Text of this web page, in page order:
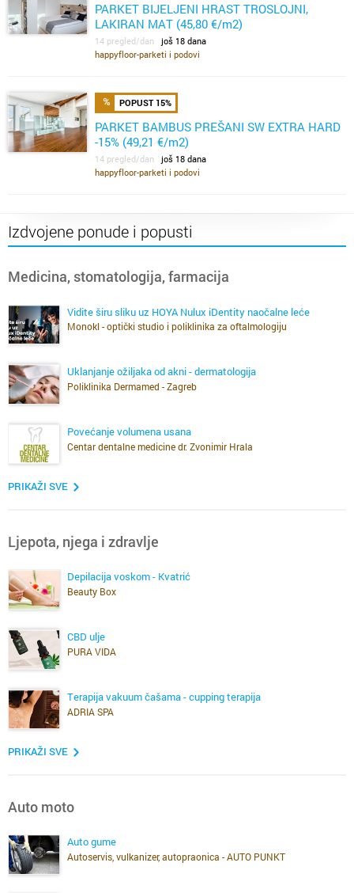
PARKET BIJELJENI HRAST TROSLOJNI,
LAKIRAN MAT (45,80 €/m2)
14 pregled/dan još 18 dana
happyfloor-parketi i podovi
POPUST 15%
PARKET BAMBUS PREŠANI SW EXTRA HARD
-15% (49,21 €/m2)
14 pregled/dan još 18 dana
happyfloor-parketi i podovi
Izdvojene ponude i popusti
Medicina, stomatologija, farmacija
Vidite širu sliku uz HOYA Nulux iDentity naočalne leće
Monokl - optički studio i poliklinika za oftalmologiju
Uklanjanje ožiljaka od akni - dermatologija
Poliklinika Dermamed - Zagreb
Povećanje volumena usana
Centar dentalne medicine dr. Zvonimir Hrala
PRIKAŽI SVE
Ljepota, njega i zdravlje
Depilacija voskom - Kvatrić
Beauty Box
CBD ulje
PURA VIDA
Terapija vakuum čašama - cupping terapija
ADRIA SPA
PRIKAŽI SVE
Auto moto
Auto gume
Autoservis, vulkanizer, autopraonica - AUTO PUNKT